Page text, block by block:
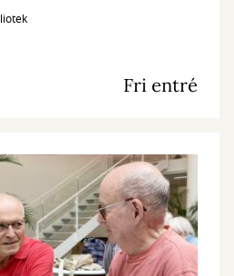
Fri entré